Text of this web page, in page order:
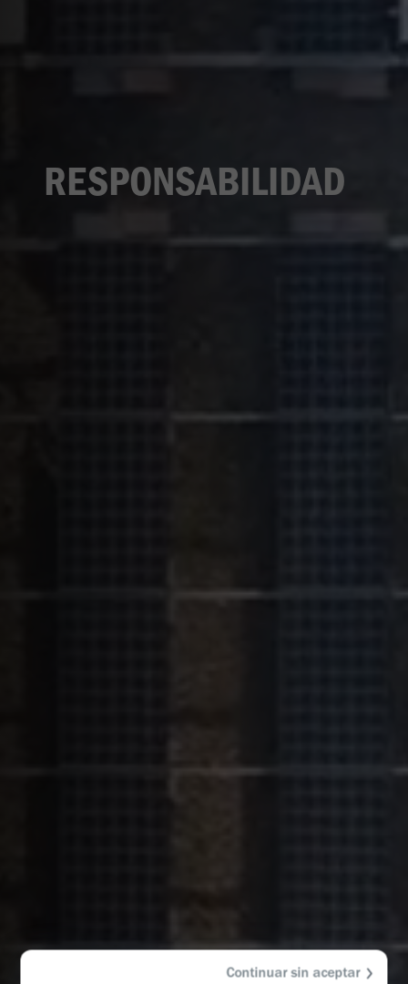
Continuar sin aceptar
RESPONSABILIDAD